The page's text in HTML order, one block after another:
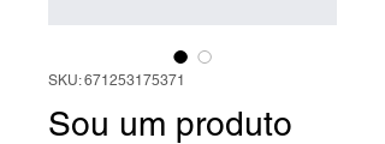
SKU: 671253175371
Sou um produto